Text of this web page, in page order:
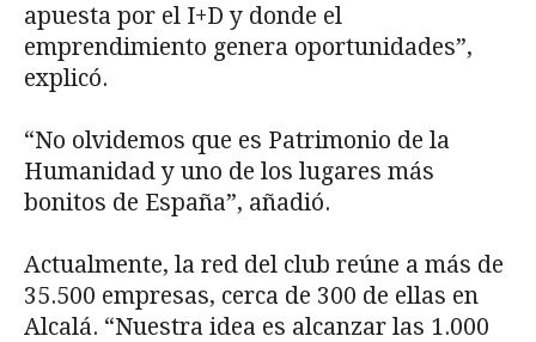
apuesta por el I+D y donde el
emprendimiento genera oportunidades”,
explicó.
“No olvidemos que es Patrimonio de la
Humanidad y uno de los lugares más
bonitos de España”, añadió.
Actualmente, la red del club reúne a más de
35.500 empresas, cerca de 300 de ellas en
Alcalá. “Nuestra idea es alcanzar las 1.000